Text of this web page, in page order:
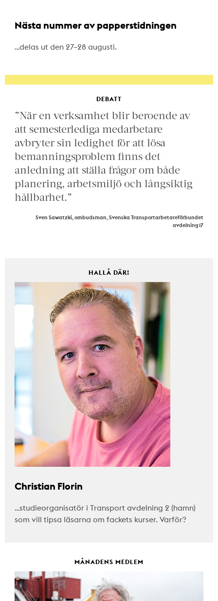
Nästa nummer av papperstidningen
…delas ut den 27–28 augusti.
DEBATT
”När en verksamhet blir beroende av
att semesterlediga medarbetare
avbryter sin ledighet för att lösa
bemanningsproblem finns det
anledning att ställa frågor om både
planering, arbetsmiljö och långsiktig
hållbarhet.”
Sven Sawatzki, ombudsman, Svenska Transportarbetareförbundet
avdelning 17
HALLÅ DÄR!
Christian Florin
…studieorganisatör i Transport avdelning 2 (hamn)
som vill tipsa läsarna om fackets kurser. Varför?
MÅNADENS MEDLEM